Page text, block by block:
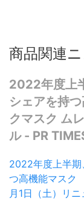
商品関連
2022年度上
シェアを持
クマスク ム
ル - PR
2022年度上半期
つ高機能マスク
月1日（土）リ